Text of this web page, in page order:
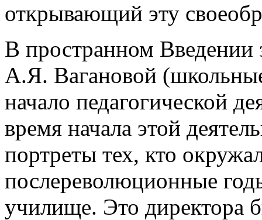
открывающий эту
В пространном Введении
А.Я. Вагановой
начало педагогической
время начала этой
портреты тех, кто
послереволюционные
училище. Это директора